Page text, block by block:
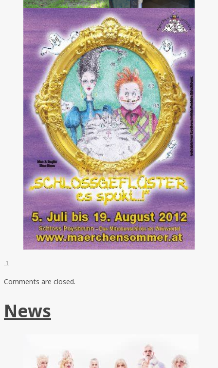
1
Comments are closed.
News